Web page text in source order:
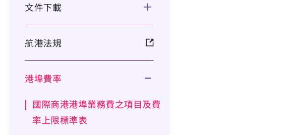
文件下載
航港法規
港埠費率
國際商港港埠業務費之項目及費
率上限標準表